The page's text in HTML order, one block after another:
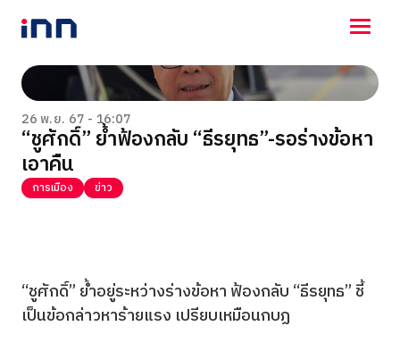
NEWS
ENTERTAINMENT
LIFESTYLE
HOROSCOPE
LOTTERY
VIDEO
26 พ.ย. 67 - 16:07
“ชูศักดิ์” ย้ำฟ้องกลับ “ธีรยุทธ”-รอร่างข้อหา
เอาคืน
การเมือง ข่าว
“ชูศักดิ์” ย้ำอยู่ระหว่างร่างข้อหา ฟ้องกลับ “ธีรยุทธ” ชี้
เป็นข้อกล่าวหาร้ายแรง เปรียบเหมือนกบฏ